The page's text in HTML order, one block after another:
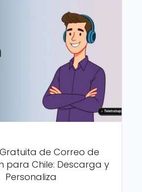
de Correo de
para Chile: Descarga y
Personaliza